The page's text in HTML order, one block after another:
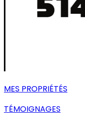
MES PROPRIÉTÉS
TÉMOIGNAGES